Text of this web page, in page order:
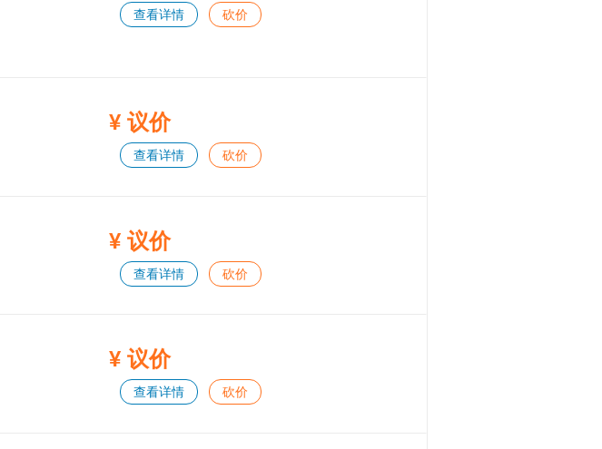
查看详情 砍价
¥ 议价
查看详情 砍价
¥ 议价
查看详情 砍价
¥ 议价
查看详情 砍价